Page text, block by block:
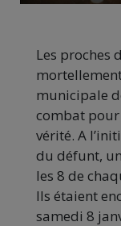
Les proches
municipale
combat
vérité. A
du défunt,
les 8 de
Ils étaient
samedi 8